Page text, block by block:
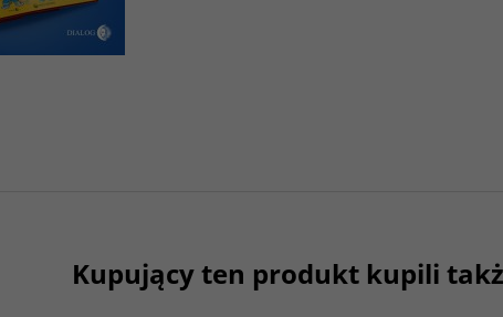
Kupujący ten produkt kupili